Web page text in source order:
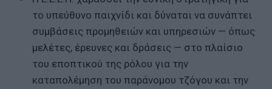
το υπεύθυνο παιχνίδι και δύναται να συνάπτει
συμβάσεις προμηθειών και υπηρεσιών — όπως
μελέτες, έρευνες και δράσεις — στο πλαίσιο
του εποπτικού της ρόλου για την
καταπολέμηση του παράνομου τζόγου και την